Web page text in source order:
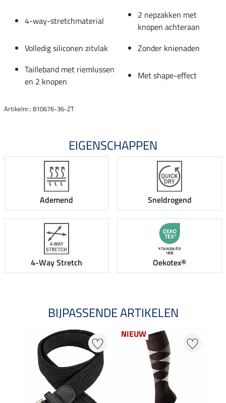
4-way-stretchmaterial
2 nepzakken met
knopen achteraan
Volledig siliconen zitvlak
Zonder knienaden
Tailleband met riemlussen
en 2 knopen
Met shape-effect
Artikelnr.: 810676-36-ZT
EIGENSCHAPPEN
Ademend Sneldrogend
4-Way Stretch Oekotex®
BIJPASSENDE ARTIKELEN
NIEUW